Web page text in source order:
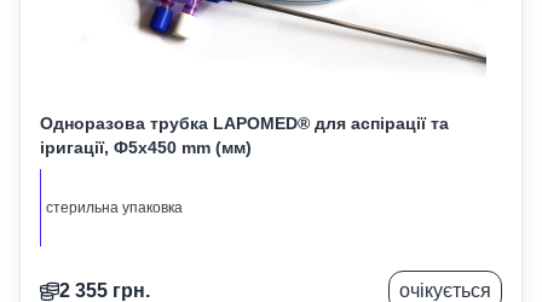
Одноразова трубка LAPOMED® для аспірації та
іригації, Ф5х450 mm (мм)
стерильна упаковка
2 355 грн. очікується